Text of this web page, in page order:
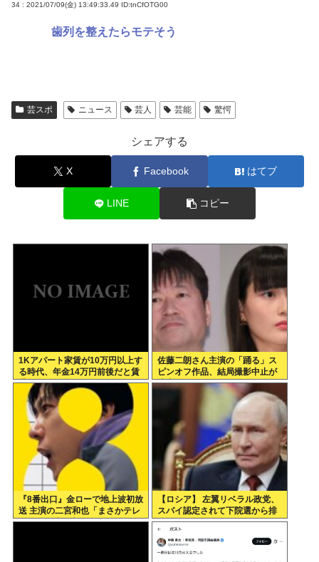
34 : 2021/07/09(金) 13:49:33.49 ID:tnCfOTG00
歯列を整えたらモテそう
芸スポ ニュース 芸人 芸能 驚愕
シェアする
X Facebook はてブ
LINE コピー
1Kアパート家賃が10万円以上す
る時代、年金14万円前後だと賃
貸の人は無理じゃね？
佐藤二朗さん主演の「踊る」ス
ピンオフ作品、結局撮影中止が
決定www
『8番出口』金ローで地上波初放
送 主演の二宮和也「まさかテレ
ビにまで迷い込んでしまうと
【ロシア】 左翼リベラル政党、
スパイ認定されて下院選から排
除